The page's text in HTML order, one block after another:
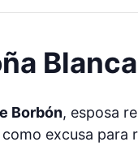
Borbón, esposa
excusa